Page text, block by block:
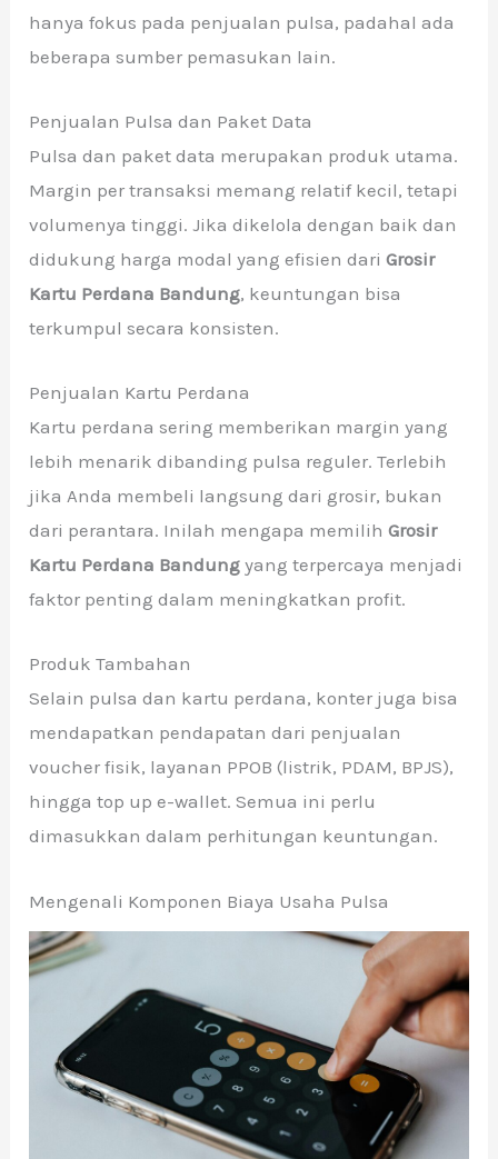
hanya fokus pada penjualan pulsa, padahal ada
beberapa sumber pemasukan lain.
Penjualan Pulsa dan Paket Data
Pulsa dan paket data merupakan produk utama.
Margin per transaksi memang relatif kecil, tetapi
volumenya tinggi. Jika dikelola dengan baik dan
didukung harga modal yang efisien dariGrosir
Kartu Perdana Bandung, keuntungan bisa
terkumpul secara konsisten.
Penjualan Kartu Perdana
Kartu perdana sering memberikan margin yang
lebih menarik dibanding pulsa reguler. Terlebih
jika Anda membeli langsung dari grosir, bukan
dari perantara. Inilah mengapa memilihGrosir
Kartu Perdana Bandung yang terpercaya menjadi
faktor penting dalam meningkatkan profit.
Produk Tambahan
Selain pulsa dan kartu perdana, konter juga bisa
mendapatkan pendapatan dari penjualan
voucher fisik, layanan PPOB (listrik, PDAM, BPJS),
hingga top up e-wallet. Semua ini perlu
dimasukkan dalam perhitungan keuntungan.
Mengenali Komponen Biaya Usaha Pulsa